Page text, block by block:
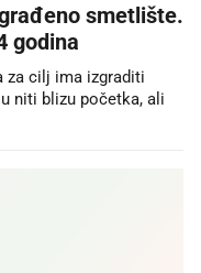
smetlište.
godina
za cilj ima izgraditi
niti blizu početka, ali